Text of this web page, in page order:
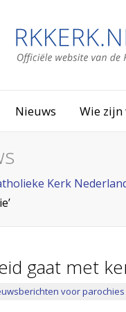
Nieuws Wie zijn
Kerk
gaat met
voor parochies